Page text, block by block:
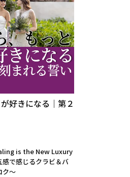
好きになる｜第２
is the New Luxury
感で感じるクラビ＆バ
ク～